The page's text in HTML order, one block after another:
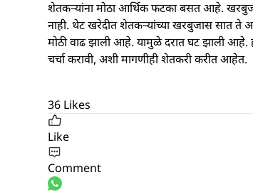
शेतकऱ्यांना मोठा आर्थिक फटका बसत आहे.
नाही. थेट खरेदीत शेतकऱ्यांच्या खरबुजास सात ते
मोठी वाढ झाली आहे. यामुळे दरात घट झाली आहे.
चर्चा करावी, अशी मागणीही शेतकरी करीत आहेत.
36 Likes
Like
Comment